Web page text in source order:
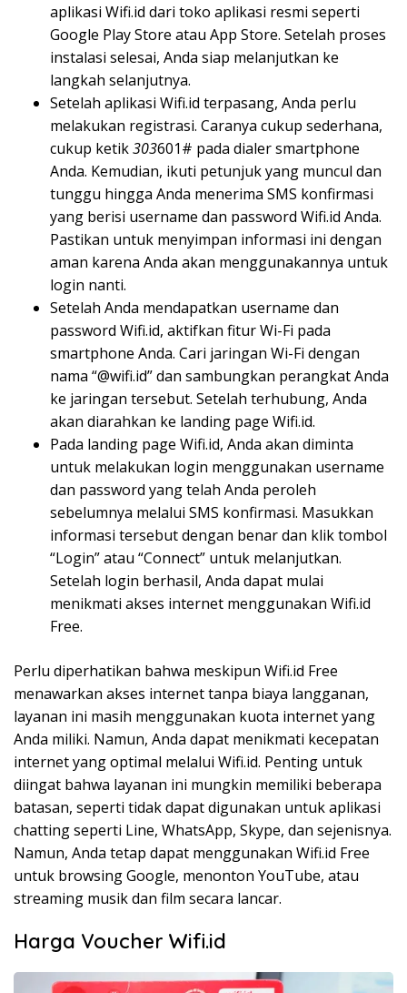
aplikasi Wifi.id dari toko aplikasi resmi seperti
Google Play Store atau App Store. Setelah proses
instalasi selesai, Anda siap melanjutkan ke
langkah selanjutnya.
Setelah aplikasi Wifi.id terpasang, Anda perlu
melakukan registrasi. Caranya cukup sederhana,
cukup ketik303601# pada dialer smartphone
Anda. Kemudian, ikuti petunjuk yang muncul dan
tunggu hingga Anda menerima SMS konfirmasi
yang berisi username dan password Wifi.id Anda.
Pastikan untuk menyimpan informasi ini dengan
aman karena Anda akan menggunakannya untuk
login nanti.
Setelah Anda mendapatkan username dan
password Wifi.id, aktifkan fitur Wi-Fi pada
smartphone Anda. Cari jaringan Wi-Fi dengan
nama “@wifi.id” dan sambungkan perangkat Anda
ke jaringan tersebut. Setelah terhubung, Anda
akan diarahkan ke landing page Wifi.id.
Pada landing page Wifi.id, Anda akan diminta
untuk melakukan login menggunakan username
dan password yang telah Anda peroleh
sebelumnya melalui SMS konfirmasi. Masukkan
informasi tersebut dengan benar dan klik tombol
“Login” atau “Connect” untuk melanjutkan.
Setelah login berhasil, Anda dapat mulai
menikmati akses internet menggunakan Wifi.id
Free.
Perlu diperhatikan bahwa meskipun Wifi.id Free
menawarkan akses internet tanpa biaya langganan,
layanan ini masih menggunakan kuota internet yang
Anda miliki. Namun, Anda dapat menikmati kecepatan
internet yang optimal melalui Wifi.id. Penting untuk
diingat bahwa layanan ini mungkin memiliki beberapa
batasan, seperti tidak dapat digunakan untuk aplikasi
chatting seperti Line, WhatsApp, Skype, dan sejenisnya.
Namun, Anda tetap dapat menggunakan Wifi.id Free
untuk browsing Google, menonton YouTube, atau
streaming musik dan film secara lancar.
Harga Voucher Wifi.id